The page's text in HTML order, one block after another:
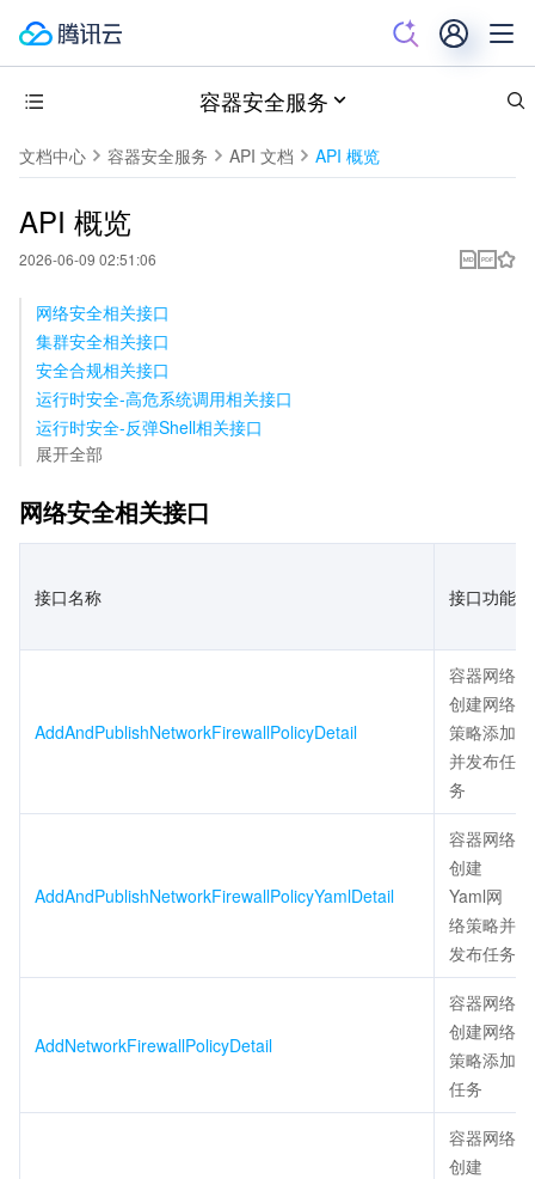
容器安全服务
文档中心 容器安全服务 API 文档 API 概览
API 概览
2026-06-09 02:51:06
网络安全相关接口
集群安全相关接口
安全合规相关接口
运行时安全-高危系统调用相关接口
运行时安全-反弹Shell相关接口
展开全部
网络安全相关接口
接口名称 接口功能
AddAndPublishNetworkFirewallPolicyDetail
容器网络
创建网络
策略添加
并发布任
务
AddAndPublishNetworkFirewallPolicyYamlDetail
容器网络
创建
Yaml网
络策略并
发布任务
AddNetworkFirewallPolicyDetail
容器网络
创建网络
策略添加
任务
容器网络
创建